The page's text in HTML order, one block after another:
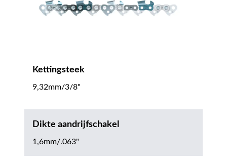
Kettingsteek
9,32mm/3/8"
Dikte aandrijfschakel
1,6mm/.063"